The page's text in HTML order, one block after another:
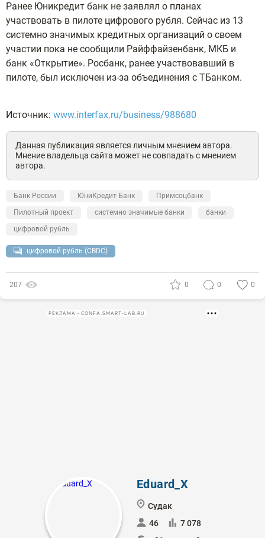
Ранее Юникредит банк не заявлял о планах
участвовать в пилоте цифрового рубля. Сейчас из 13
системно значимых кредитных организаций о своем
участии пока не сообщили Райффайзенбанк, МКБ и
банк «Открытие». Росбанк, ранее участвовавший в
пилоте, был исключен из-за объединения с ТБанком.
Источник: www.interfax.ru/business/988680
Данная публикация является личным мнением автора.
Мнение владельца сайта может не совпадать с мнением
автора.
Банк России ЮниКредит Банк
Примсоцбанк
Пилотный проект
системно значимые банки
банки
цифровой рубль
цифровой рубль (CBDC)
207 0 0 0
РЕКЛАМА • CONFA.SMART-LAB.RU
Eduard_X
Судак
46
7 078